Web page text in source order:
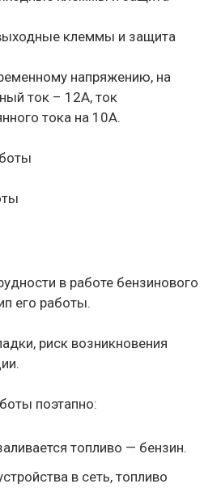
клеммы и защита
напряжению, на
ток – 12А, ток
тока на 10А.
в работе бензинового
его работы.
риск возникновения
поэтапно:
топливо — бензин.
в сеть, топливо